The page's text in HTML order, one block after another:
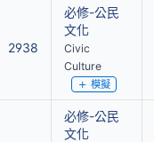
2938
必修-公民
文化
Civic
Culture
模擬
必修-公民
文化